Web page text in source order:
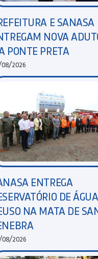
E SANASA
NOVA
PONTE PRETA
2026
ENTREGA
DE
NA MATA DE
2026